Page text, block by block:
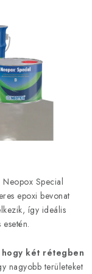
Neopox Special
epoxi bevonat
így ideális
két rétegben
nagyobb területeket